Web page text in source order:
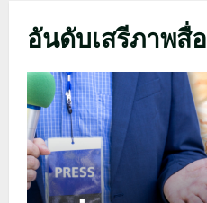
อันดับเสรีภาพสื่อ